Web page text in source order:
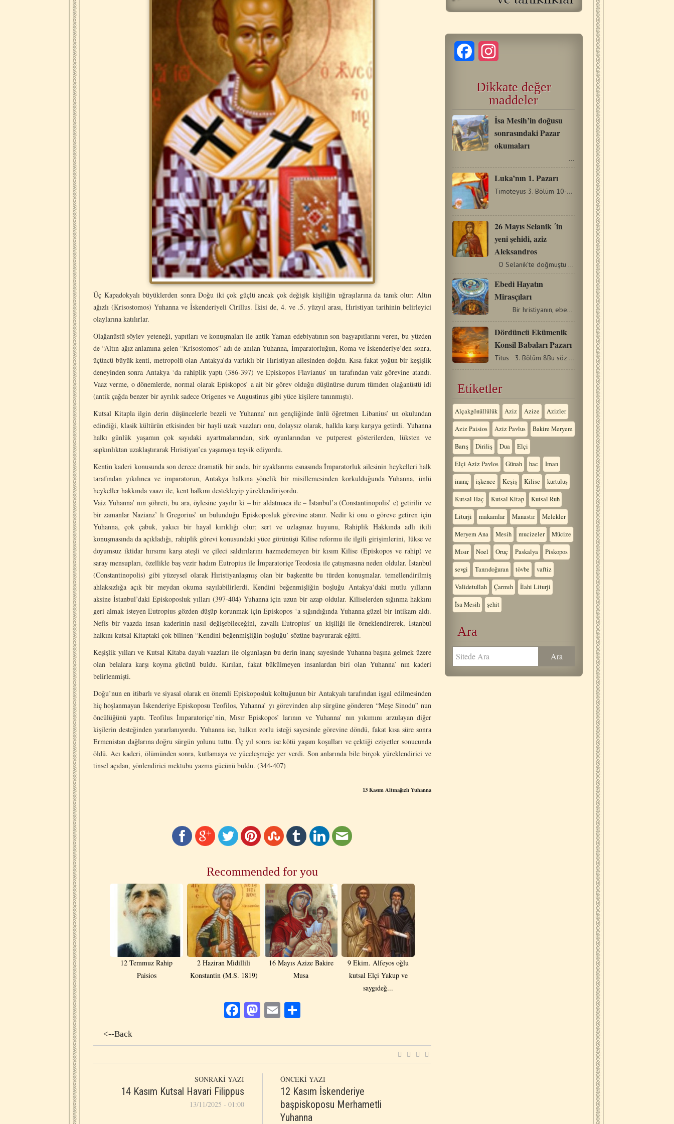
Üç Kapadokyalı büyüklerden sonra Doğu iki çok güçlü ancak çok değişik kişiliğin uğraşılarına da tanık olur: Altın
ağızlı (Krisostomos) Yuhanna ve İskenderiyeli Cirillus. İkisi de, 4. ve .5. yüzyıl arası, Hıristiyan tarihinin belirleyici
olaylarına katılırlar.
Olağanüstü söylev yeteneği, yapıtları ve konuşmaları ile antik Yaman edebiyatının son başyapıtlarını veren, bu yüzden
de “Altın ağız anlamına gelen “Krisostomos” adı de anılan Yuhanna, İmparatorluğun, Roma ve İskenderiye’den sonra,
üçüncü büyük kenti, metropolü olan Antakya’da varlıklı bir Hıristiyan ailesinden doğdu. Kısa fakat yoğun bir keşişlik
deneyinden sonra Antakya ‘da rahiplik yaptı (386-397) ve Episkopos Flavianus’ un tarafından vaiz görevine atandı.
Vaaz verme, o dönemlerde, normal olarak Episkopos’ a ait bir görev olduğu düşünürse durum tümden olağanüstü idi
(antik çağda benzer bir ayrılık sadece Origenes ve Augustinus gibi yüce kişilere tanınmıştı).
Kutsal Kitapla ilgin derin düşüncelerle bezeli ve Yuhanna’ nın gençliğinde ünlü öğretmen Libanius’ un okulundan
edindiği, klasik kültürün etkisinden bir hayli uzak vaazları onu, dolaysız olarak, halkla karşı karşıya getirdi. Yuhanna
halkı günlük yaşamın çok sayıdaki ayartmalarından, sirk oyunlarından ve putperest gösterilerden, lüksten ve
sapkınlıktan uzaklaştırarak Hıristiyan’ca yaşamaya teşvik ediyordu.
Kentin kaderi konusunda son derece dramatik bir anda, bir ayaklanma esnasında İmparatorluk ailesinin heykelleri halk
tarafından yıkılınca ve imparatorun, Antakya halkına yönelik bir misillemesinden korkulduğunda Yuhanna, ünlü
heykeller hakkında vaazı ile, kent halkını destekleyip yüreklendiriyordu.
Vaiz Yuhanna’ nın şöhreti, bu ara, öylesine yayılır ki – bir aldatmaca ile – İstanbul’a (Constantinopolis’ e) getirilir ve
bir zamanlar Nazianz’ lı Gregorius’ un bulunduğu Episkoposluk görevine atanır. Nedir ki onu o göreve getiren için
Yuhanna, çok çabuk, yakıcı bir hayal kırıklığı olur; sert ve uzlaşmaz huyunu, Rahiplik Hakkında adlı ikili
konuşmasında da açıkladığı, rahiplik görevi konusundaki yüce görünüşü Kilise reformu ile ilgili girişimlerini, lükse ve
doyumsuz iktidar hırsımı karşı ateşli ve çileci saldırılarını hazmedemeyen bir kısım Kilise (Episkopos ve rahip) ve
saray mensupları, özellikle baş vezir hadım Eutropius ile İmparatoriçe Teodosia ile çatışmasına neden oldular. İstanbul
(Constantinopolis) gibi yüzeysel olarak Hıristiyanlaşmış olan bir başkentte bu türden konuşmalar. temellendirilmiş
ahlaksızlığa açık bir meydan okuma sayılabilirlerdi, Kendini beğenmişliğin boşluğu Antakya‘daki mutlu yılların
aksine İstanbul’daki Episkoposluk yılları (397-404) Yuhanna için uzun bir azap oldular. Kiliselerden sığınma hakkını
geri almak isteyen Eutropius gözden düşüp korunmak için Episkopos ‘a sığındığında Yuhanna güzel bir intikam aldı.
Nefis bir vaazda insan kaderinin nasıl değişebileceğini, zavallı Eutropius’ un kişiliği ile örneklendirerek, İstanbul
halkını kutsal Kitaptaki çok bilinen “Kendini beğenmişliğin boşluğu’ sözüne başvurarak eğitti.
Keşişlik yılları ve Kutsal Kitaba dayalı vaazları ile olgunlaşan bu derin inanç sayesinde Yuhanna başına gelmek üzere
olan belalara karşı koyma gücünü buldu. Kırılan, fakat bükülmeyen insanlardan biri olan Yuhanna’ nın kaderi
belirlenmişti.
Doğu’nun en itibarlı ve siyasal olarak en önemli Episkoposluk koltuğunun bir Antakyalı tarafından işgal edilmesinden
hiç hoşlanmayan İskenderiye Episkoposu Teofilos, Yuhanna’ yı görevinden alıp sürgüne gönderen “Meşe Sinodu” nun
öncülüğünü yaptı. Teofilus İmparatoriçe’nin, Mısır Episkopos’ larının ve Yuhanna’ nın yıkımını arzulayan diğer
kişilerin desteğinden yararlanıyordu. Yuhanna ise, halkın zorlu isteği sayesinde görevine döndü, fakat kısa süre sonra
Ermenistan dağlarına doğru sürgün yolunu tuttu. Üç yıl sonra ise kötü yaşam koşulları ve çektiği eziyetler sonucunda
öldü. Acı kaderi, ölümünden sonra, kutlamaya ve yüceleşmeğe yer verdi. Son anlarında bile birçok yüreklendirici ve
tinsel açıdan, yönlendirici mektubu yazma gücünü buldu. (344-407)
13KasımAltınağızlı Yuhanna
Recommended for you
12 Temmuz Rahip
Paisios
2 Haziran Midillili
Konstantin (M.S. 1819)
16 Mayıs Azize Bakire
Musa
9 Ekim. Alfeyos oğlu
kutsal Elçi Yakup ve
saygıdeğ...
Facebook
Mastodon
EmailShare
<--Back
SONRAKİ YAZI
14 Kasım Kutsal Havari Filippus
13/11/2025 - 01:00
ÖNCEKİ YAZI
12 Kasım İskenderiye
başpiskoposu Merhametli
Yuhanna
Facebook
Dikkate değer
maddeler
İsa Mesih’in doğusu
sonrasındaki Pazar
okumaları
…
Luka’nın 1. Pazarı
Timoteyus 3. Bölüm 10-11Sen ise benim öğretimi, davranışımı,…
26 Mayıs Selanik ΄in
yeni şehidi, aziz
Aleksandros
O Selanik’te doğmuştu ve bir Hıristiyan olarak vaftiz…
Εbedi Hayatın
Mirasçıları
Bir hristiyanın, ebedi hayatın mirasçısı…
Dördüncü Ekümenik
Konsil Babaları Pazarı
Titus 3. Bölüm 8Bu söz güvenilirdir. Tanrı'ya iman…
Etiketler
Alçakgönüllülük Aziz Azize Azizler
Aziz Paisios Aziz Pavlus Bakire Meryem
Barış Diriliş Dua Elçi
Elçi Aziz Pavlos Günah hac Iman
inanç işkence Keşiş Kilise kurtuluş
Kutsal Haç Kutsal Kitap Kutsal Ruh
Liturji makamlar Manastır Melekler
Meryem Ana Mesih mucizeler Mücize
Mısır Noel Oruç Paskalya Piskopos
sevgi Tanrıdoğuran tövbe vaftiz
Validetullah Çarmıh İlahi Liturji
İsa Mesih şehit
Ara